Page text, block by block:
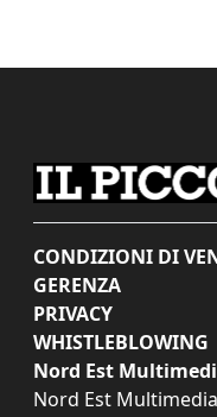
CONDIZIONI DI
GERENZA
PRIVACY
WHISTLEBLOWING
Nord Est
Nord Est